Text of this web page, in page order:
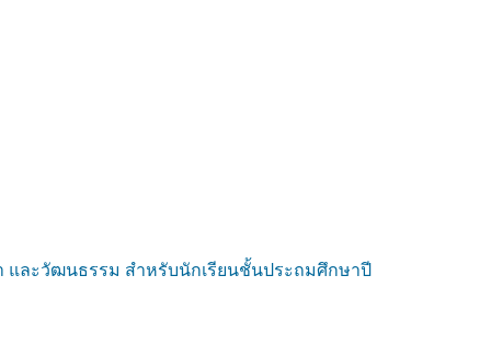
และวัฒนธรรม สำหรับนักเรียนชั้นประถมศึกษาปี